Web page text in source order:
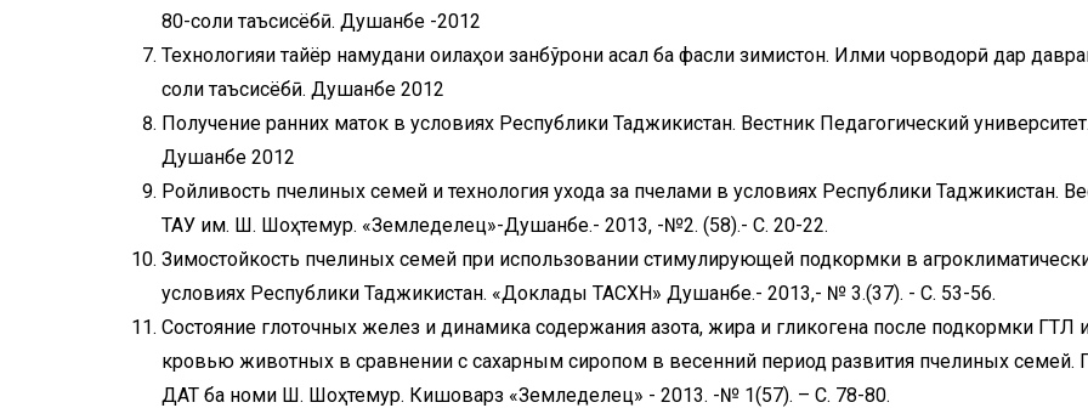
80-соли таъсисёбӣ. Душанбе -2012
Технологияи тайёр намудани оилаҳои занбўрони асал ба фасли зимистон. Илми чорводорӣ дар
соли таъсисёбӣ. Душанбе 2012
Получение ранних маток в условиях Республики Таджикистан. Вестник Педагогический университет.
Душанбе 2012
Ройливость пчелиных семей и технология ухода за пчелами в условиях Республики Таджикистан.
ТАУ им. Ш. Шоҳтемур. «Земледелец»-Душанбе.- 2013, -№2. (58).- С. 20-22.
Зимостойкость пчелиных семей при использовании стимулирующей подкормки в
условиях Республики Таджикистан. «Доклады ТАСХН» Душанбе.- 2013,- № 3.(37). - С. 53-56.
Состояние глоточных желез и динамика содержания азота, жира и гликогена после подкормки ГТЛ
кровью животных в сравнении с сахарным сиропом в весенний период развития пчелиных семей.
ДАТ ба номи Ш. Шоҳтемур. Кишоварз «Земледелец» - 2013. -№ 1(57). – С. 78-80.